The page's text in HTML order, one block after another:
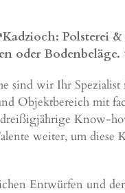
Polsterei
oder Bodenbeläge.
sind wir Ihr
Objektbereich mit
Know-
weiter, um
Entwürfen und